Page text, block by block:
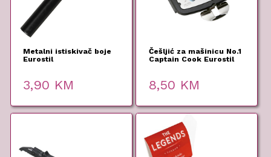
Metalni istiskivač boje
Eurostil
3,90 KM
Češljić za mašinicu No.1
Captain Cook Eurostil
8,50 KM